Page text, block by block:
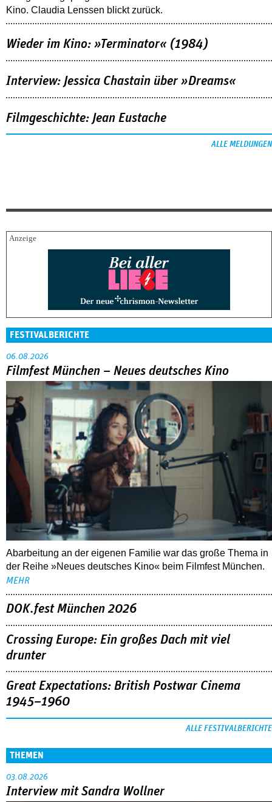
Kino. Claudia Lenssen blickt zurück.
Wieder im Kino: »Terminator« (1984)
Interview: Jessica Chastain über »Dreams«
Filmgeschichte: Jean Eustache
ALLE MELDUNGEN
FESTIVALBERICHTE
06.08.2026
Filmfest München – Neues deutsches Kino
Abarbeitung an der eigenen Familie war das große Thema in
der Reihe »Neues deutsches Kino« beim Filmfest München.
MEHR
DOK.fest München 2026
Crossing Europe: Ein großes Dach mit viel
drunter
Great Expectations: British Postwar Cinema
1945–1960
ALLE FESTIVALBERICHTE
THEMEN
03.08.2026
Interview mit Sandra Wollner